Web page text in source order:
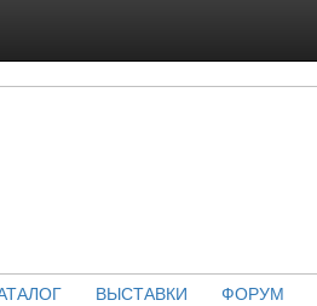
ВЫСТАВКИ ФОРУМ